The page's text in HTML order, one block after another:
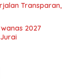
Transparan,
2027